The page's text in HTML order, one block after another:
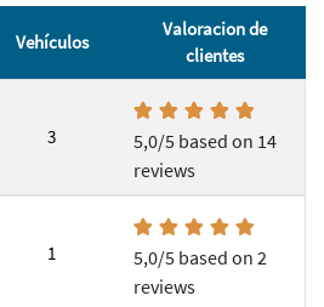
Vehículos
Valoracion de
clientes
3
5,0/5 based on 14
reviews
1
5,0/5 based on 2
reviews